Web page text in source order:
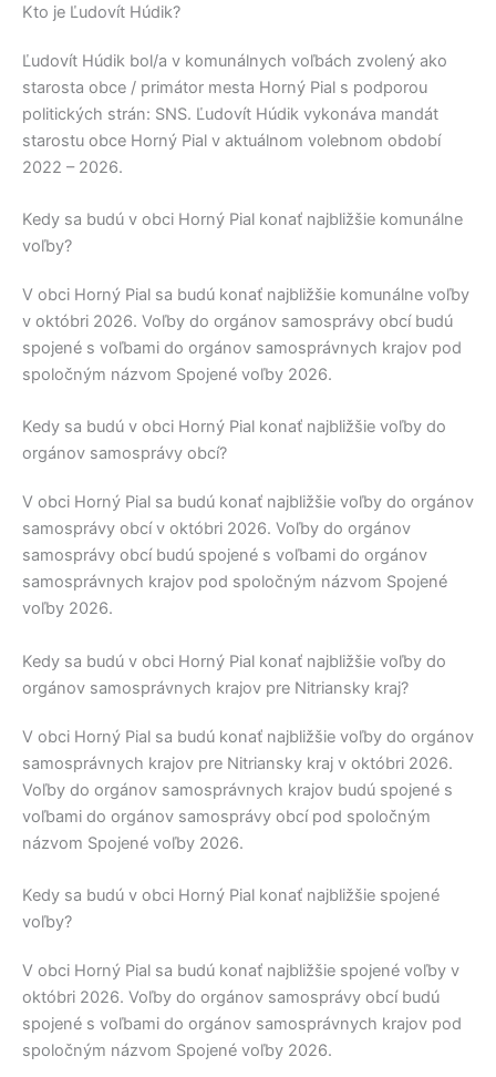
Kto je Ľudovít Húdik?
Ľudovít Húdik bol/a v komunálnych voľbách zvolený ako
starosta obce / primátor mesta Horný Pial s podporou
politických strán: SNS. Ľudovít Húdik vykonáva mandát
starostu obce Horný Pial v aktuálnom volebnom období
2022 – 2026.
Kedy sa budú v obci Horný Pial konať najbližšie komunálne
voľby?
V obci Horný Pial sa budú konať najbližšie komunálne voľby
v októbri 2026. Voľby do orgánov samosprávy obcí budú
spojené s voľbami do orgánov samosprávnych krajov pod
spoločným názvom Spojené voľby 2026.
Kedy sa budú v obci Horný Pial konať najbližšie voľby do
orgánov samosprávy obcí?
V obci Horný Pial sa budú konať najbližšie voľby do orgánov
samosprávy obcí v októbri 2026. Voľby do orgánov
samosprávy obcí budú spojené s voľbami do orgánov
samosprávnych krajov pod spoločným názvom Spojené
voľby 2026.
Kedy sa budú v obci Horný Pial konať najbližšie voľby do
orgánov samosprávnych krajov pre Nitriansky kraj?
V obci Horný Pial sa budú konať najbližšie voľby do orgánov
samosprávnych krajov pre Nitriansky kraj v októbri 2026.
Voľby do orgánov samosprávnych krajov budú spojené s
voľbami do orgánov samosprávy obcí pod spoločným
názvom Spojené voľby 2026.
Kedy sa budú v obci Horný Pial konať najbližšie spojené
voľby?
V obci Horný Pial sa budú konať najbližšie spojené voľby v
októbri 2026. Voľby do orgánov samosprávy obcí budú
spojené s voľbami do orgánov samosprávnych krajov pod
spoločným názvom Spojené voľby 2026.